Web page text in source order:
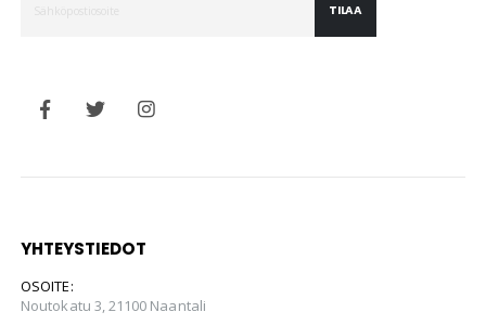
TILAA
YHTEYSTIEDOT
OSOITE:
Noutokatu 3, 21100 Naantali